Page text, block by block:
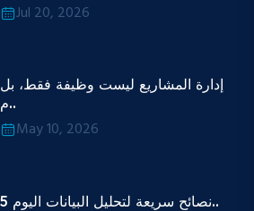
Jul 20, 2026
إدارة المشاريع ليست وظيفة فقط، بل
م..
May 10, 2026
5 نصائح سريعة لتحليل البيانات اليوم..